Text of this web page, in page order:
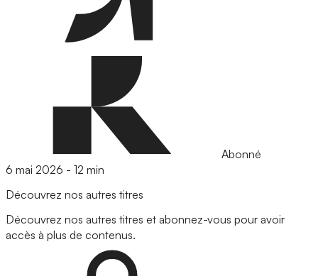
Abonné
6 mai 2026 - 12 min
Découvrez nos autres titres
Découvrez nos autres titres et abonnez-vous pour avoir
accès à plus de contenus.